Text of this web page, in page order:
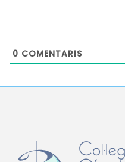
0 COMENTARIS